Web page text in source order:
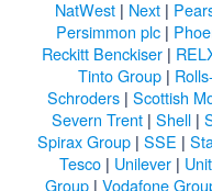
NatWest| Next|
Persimmon plc|
Reckitt Benckiser|
Tinto Group |
Schroders| Scottish
Severn Trent | Shell |
Spirax Group| SSE |
Tesco| Unilever|
Group| Vodafone